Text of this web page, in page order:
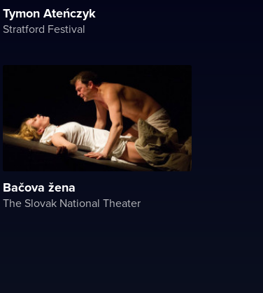
Tymon Ateńczyk
Stratford Festival
Bačova žena
The Slovak National Theater